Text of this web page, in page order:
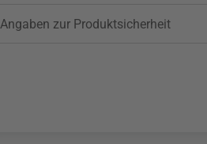
Angaben zur Produktsicherheit